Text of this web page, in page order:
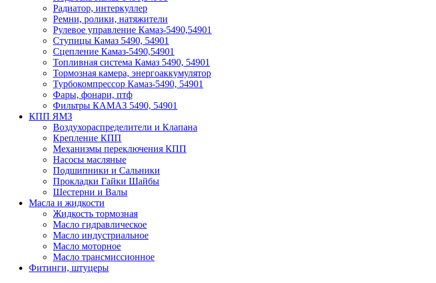
Радиатор, интеркуллер
Ремни, ролики, натяжители
Рулевое управление Камаз-5490,54901
Ступицы Камаз 5490, 54901
Сцепление Камаз-5490,54901
Топливная система Камаз 5490, 54901
Тормозная камера, энергоаккумулятор
Турбокомпрессор Камаз-5490, 54901
Фары, фонари, птф
Фильтры КАМАЗ 5490, 54901
КПП ЯМЗ
Воздухораспределители и Клапана
Крепление КПП
Механизмы переключения КПП
Насосы масляные
Подшипники и Сальники
Прокладки Гайки Шайбы
Шестерни и Валы
Масла и жидкости
Жидкость тормозная
Масло гидравлическое
Масло индустриальное
Масло моторное
Масло трансмиссионное
Фитинги, штуцеры